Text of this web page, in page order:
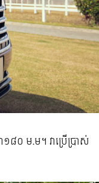
០ ម.ម។ វា​ប្រើ​ប្រាស់​